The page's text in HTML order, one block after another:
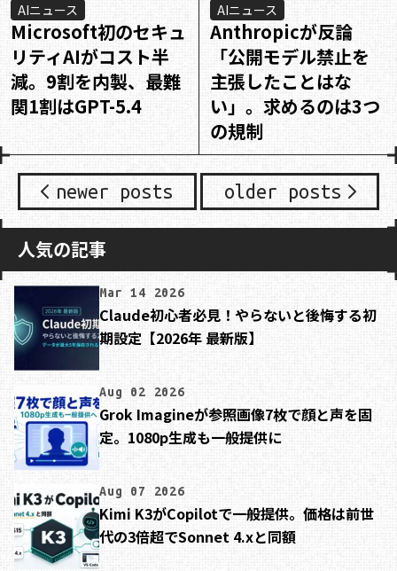
AIニュース
Microsoft初のセキュ
リティAIがコスト半
減。9割を内製、最難
関1割はGPT-5.4
AIニュース
Anthropicが反論
「公開モデル禁止を
主張したことはな
い」。求めるのは3つ
の規制
newer posts older posts
人気の記事
Mar 14 2026
Claude初心者必見！やらないと後悔する初
期設定【2026年 最新版】
Aug 02 2026
Grok Imagineが参照画像7枚で顔と声を固
定。1080p生成も一般提供に
Aug 07 2026
Kimi K3がCopilotで一般提供。価格は前世
代の3倍超でSonnet 4.xと同額